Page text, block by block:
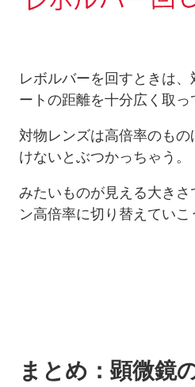
レボルバーを回すときは
ートの距離を十分広く取っ
対物レンズは高倍率のも
けないとぶつかっちゃう。
みたいものが見える大き
ン高倍率に切り替えていこ
まとめ：顕微鏡